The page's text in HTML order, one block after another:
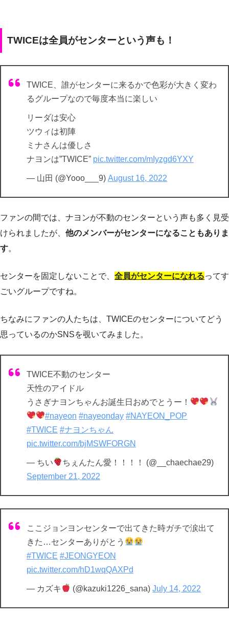
TWICEは全員がセンターという声も！
TWICE、誰がセンターに来るかで色彩が大きく変わ
るグループなので毎度本当に楽しい
リーダは安心
ツウィは初陣
ミナさんは優しさ
ナヨンは”TWICE” pic.twitter.com/mIyzgd6YXY
— 山田 (@Yooo___9) August 16, 2022
ファンの間では、ナヨンが不動のセンターという声も多く見受
けられましたが、 他のメンバーがセンターになることもありま
す。
センターを固定しないことで、 全員がセンターになれるってす
ごいグループですね。
ちなみにファンの人たちは、TWICEのセンターについてどう
思っているのかSNSを覗いてみました。
TWICE不動のセンター
天性のアイドル
うさぎナヨンちゃんお誕生日おめでとうー！
#nayeon #nayeonday #NAYEON_POP
#TWICE #ナヨンちゃん
pic.twitter.com/bjMSWFORGN
— ちい
ちぇんたん愛！！！！ (@__chaechae29)
September 21, 2022
ここジョンヨンセンターで出てきた時ガチで涙出て
きた…センターありがとう
#TWICE #JEONGYEON
pic.twitter.com/hD1wqQAXPd
— カズキ (@kazuki1226_sana)July 14, 2022